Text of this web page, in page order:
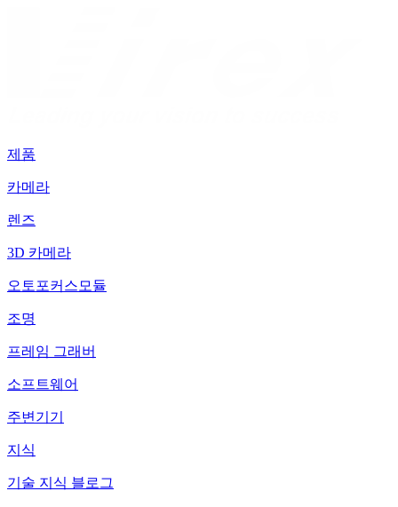
제품
카메라
렌즈
3D 카메라
오토포커스모듈
조명
프레임 그래버
소프트웨어
주변기기
지식
기술 지식 블로그